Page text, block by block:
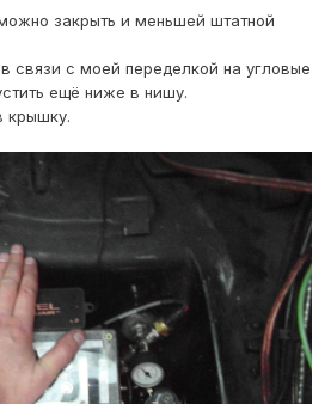
закрыть и меньшей штатной
связи с моей переделкой на угловые
ещё ниже в нишу.
крышку.